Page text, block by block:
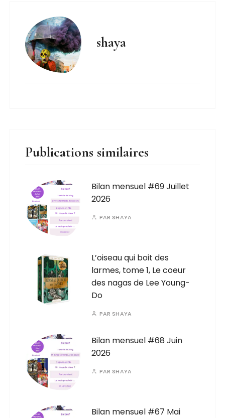
shaya
Publications similaires
Bilan mensuel #69 Juillet
2026
PAR SHAYA
L’oiseau qui boit des
larmes, tome 1, Le coeur
des nagas de Lee Young-
Do
PAR SHAYA
Bilan mensuel #68 Juin
2026
PAR SHAYA
Bilan mensuel #67 Mai